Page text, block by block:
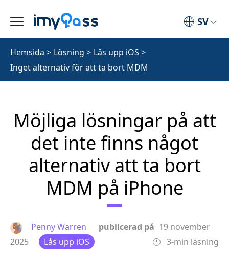
SV
Hemsida > Lösning > Lås upp iOS >
Inget alternativ för att ta bort MDM
Möjliga lösningar på att
det inte finns något
alternativ att ta bort
MDM på iPhone
Penny Warren publicerad på 19 november
2025
Lås upp iOS 3-min läsning